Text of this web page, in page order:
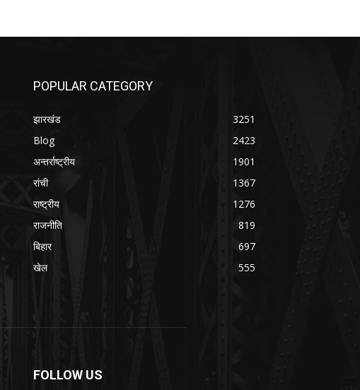
POPULAR CATEGORY
झारखंड
3251
Blog
2423
अन्तर्राष्ट्रीय
1901
रांची
1367
राष्ट्रीय
1276
राजनीति
819
बिहार
697
खेल
555
FOLLOW US